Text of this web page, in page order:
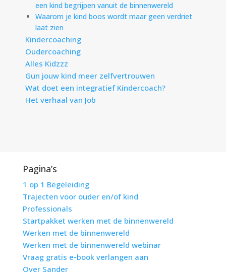
een kind begrijpen vanuit de binnenwereld
Waarom je kind boos wordt maar geen verdriet
laat zien
Kindercoaching
Oudercoaching
Alles Kidzzz
Gun jouw kind meer zelfvertrouwen
Wat doet een integratief Kindercoach?
Het verhaal van Job
Pagina’s
1 op 1 Begeleiding
Trajecten voor ouder en/of kind
Professionals
Startpakket werken met de binnenwereld
Werken met de binnenwereld
Werken met de binnenwereld webinar
Vraag gratis e-book verlangen aan
Over Sander